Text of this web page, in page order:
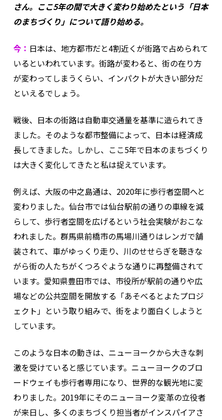
さん。ここ5年の間で大きく変わり始めたという「日本
のまちづくり」について語り始める。
今： 日本は、地方都市だと4割近くが街路で占められて
いるといわれています。街路が変わると、街の在り方
が変わってしまうくらい、インパクトが大きい部分だ
といえるでしょう。
戦後、日本の街路は自動車交通量を基準に造られてき
ました。そのような都市整備によって、日本は経済成
長してきました。しかし、ここ5年で日本のまちづくり
は大きく変化してきたと私は捉えています。
例えば、大阪の中之島通は、2020年に歩行者空間へと
変わりました。仙台市では仙台駅前の通りの車線を減
らして、歩行者空間を広げるという社会実験がおこな
われました。群馬県前橋市の馬場川通りはレンガで舗
装されて、車がゆっくり走り、川のせせらぎを聴きな
がら街の人たちがくつろぐような通りに再整備されて
います。愛知県豊田市では、市役所が駅前の通りや広
場などの公共空間を開放する「あそべるとよたプロジ
ェクト」という取り組みで、街をより面白くしようと
しています。
このような日本の動きは、ニューヨークから大きな刺
激を受けていると感じています。ニューヨークのブロ
ードウェイも歩行者専用になり、世界的な観光地に変
わりました。2019年にそのニューヨーク変革の立役者
が来日し、多くのまちづくり担当者がインスパイアさ